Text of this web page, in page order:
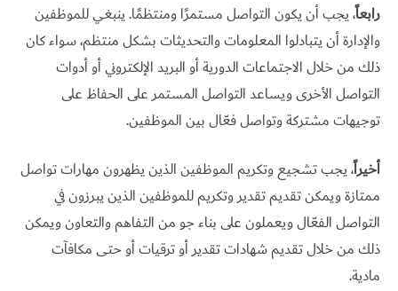
رابعاً، يجب أن يكون التواصل مستمرًا ومنتظمًا. ينبغي للموظفين
والإدارة أن يتبادلوا المعلومات والتحديثات بشكل منتظم، سواء كان
ذلك من خلال الاجتماعات الدورية أو البريد الإلكتروني أو أدوات
التواصل الأخرى ويساعد التواصل المستمر على الحفاظ على
توجيهات مشتركة وتواصل فعّال بين الموظفين.
أخيراً، يجب تشجيع وتكريم الموظفين الذين يظهرون مهارات تواصل
ممتازة ويمكن تقديم تقدير وتكريم للموظفين الذين يبرزون في
التواصل الفعّال ويعملون على بناء جو من التفاهم والتعاون ويمكن
ذلك من خلال تقديم شهادات تقدير أو ترقيات أو حتى مكافآت
مادية.